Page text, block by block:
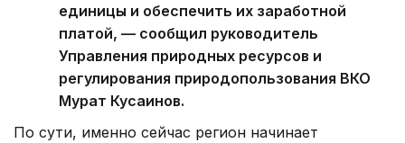
единицы и обеспечить их заработной
платой, — сообщил руководитель
Управления природных ресурсов и
регулирования природопользования ВКО
Мурат Кусаинов.
По сути, именно сейчас регион начинает